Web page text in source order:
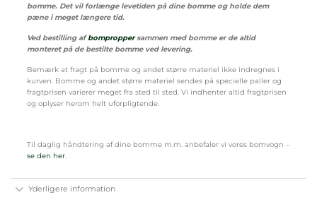
bomme. Det vil forlænge levetiden på dine bomme og holde dem
pæne i meget længere tid.
Ved bestilling afbomproppersammen med bomme er de altid
monteret på de bestilte bomme ved levering.
Bemærk at fragt på bomme og andet større materiel ikke indregnes i
kurven. Bomme og andet større materiel sendes på specielle paller og
fragtprisen varierer meget fra sted til sted. Vi indhenter altid fragtprisen
og oplyser herom helt uforpligtende.
Til daglig håndtering af dine bomme m.m. anbefaler vi vores bomvogn –
se den her.
Yderligere information